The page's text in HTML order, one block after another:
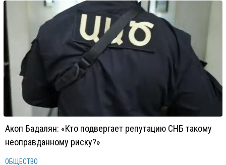
Акоп Бадалян: «Кто подвергает репутацию СНБ такому
неоправданному риску?»
ОБЩЕСТВО